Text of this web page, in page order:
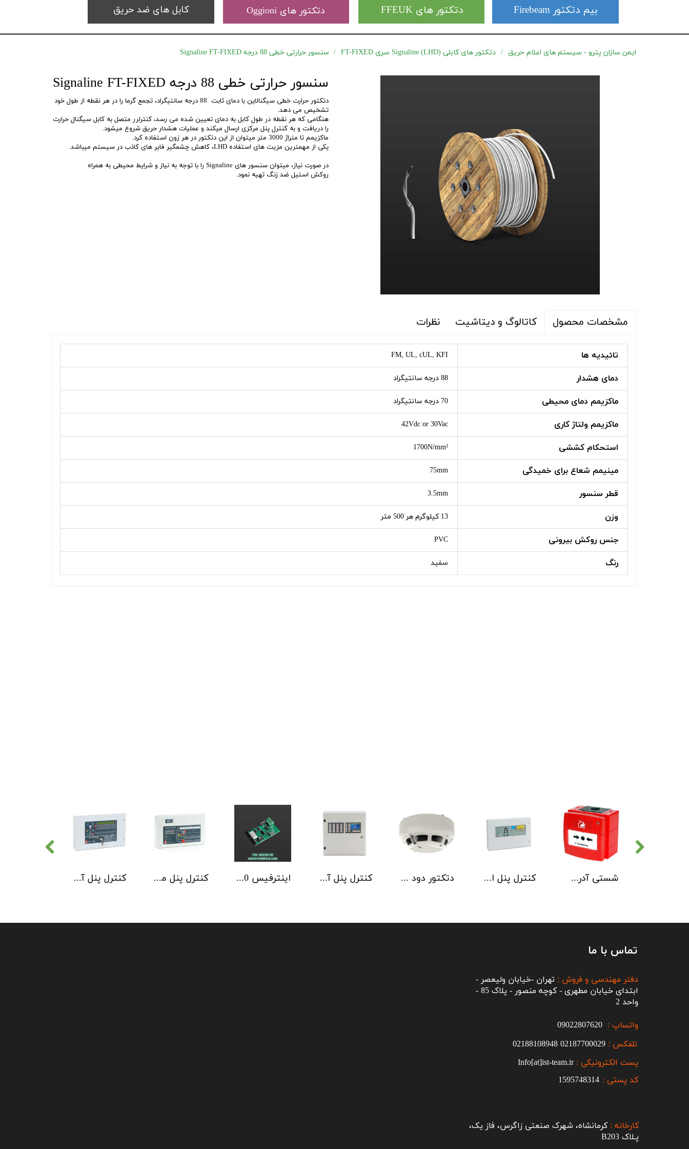
کابل های ضد حریق دتکتور های Oggioni دتکتور های FFEUK بیم دتکتور Firebeam
ایمن سازان پترو - سیستم های اعلام حریق دتکتور های کابلی Signaline (LHD) سری FT-FIXED سنسور حرارتی خطی 88 درجه Signaline FT-FIXED
سنسور حرارتی خطی 88 درجه Signaline FT-FIXED
دتکتور حرارت خطی سیگنالاین با دمای ثابت 88 درجه سانتیگراد، تجمع گرما را در هر نقطه از طول خود
تشخیص می دهد.
هنگامی که هر نقطه در طول کابل به دمای تعیین شده می رسد، کنترلرر متصل به کابل سیگنال حرارت
را دریافت و به کنترل پنل مرکزی ارسال میکند و عملیات هشدار حریق شروع میشود.
ماکزیمم تا متراژ 3000 متر میتوان از این دتکتور در هر زون استفاده کرد.
یکی از مهمترین مزیت های استفاده LHD، کاهش چشمگیر فایر های کاذب در سیستم میباشد.
در صورت نیاز، میتوان سنسور های Signaline را با توجه به نیاز و شرایط محیطی به همراه
روکش استیل ضد زنگ تهیه نمود.
مشخصات محصول کاتالوگ و دیتاشیت نظرات
تائیدیه ها FM, UL, cUL, KFI
دمای هشدار 88 درجه سانتیگراد
ماکزیمم دمای محیطی 70 درجه سانتیگراد
ماکزیمم ولتاژ کاری 42Vdc or 30Vac
استحکام کششی 1700N/mm²
مینیمم شعاع برای خمیدگی 75mm
قطر سنسور 3.5mm
وزن 13 کیلوگرم هر 500 متر
جنس روکش بیرونی PVC
رنگ سفید
کنترل پنل آدرس پذیر C-TEC سری XFP دو لوپ 32 زون کنترل پنل متعارف C-TEC سری CFP 8 Zone اینترفیس NSC | ArcNET B01350-00 کنترل پنل آدرس پذیر C-TEC سری ZFP یک تا 4 لوپ کابینت استاندارد دتکتور دود آدرس پذیر هوچیکی Hochiki مدل ALN-EN SCI کنترل پنل اطفاء حریق C-TEC EP203 شستی آدرس پذیر ضد آب هوچیکی Hochiki مدل HCP-W SCI
تماس با ما
تلفکس : 02187700029
02188108948
پست الکترونیکی :Info[at]ist-team.ir
واتساپ :
دفتر مهندسی و فروش : تهران -خیابان ولیعصر -
ابتدای خیابان مطهری - کوچه منصور - پلاک 85 -
واحد 2
کارخانه : کرمانشاه، شهرک صنعتی زاگرس، فاز یک،
پـلاک B203​​​​​​​
کد پستی : 1595748314